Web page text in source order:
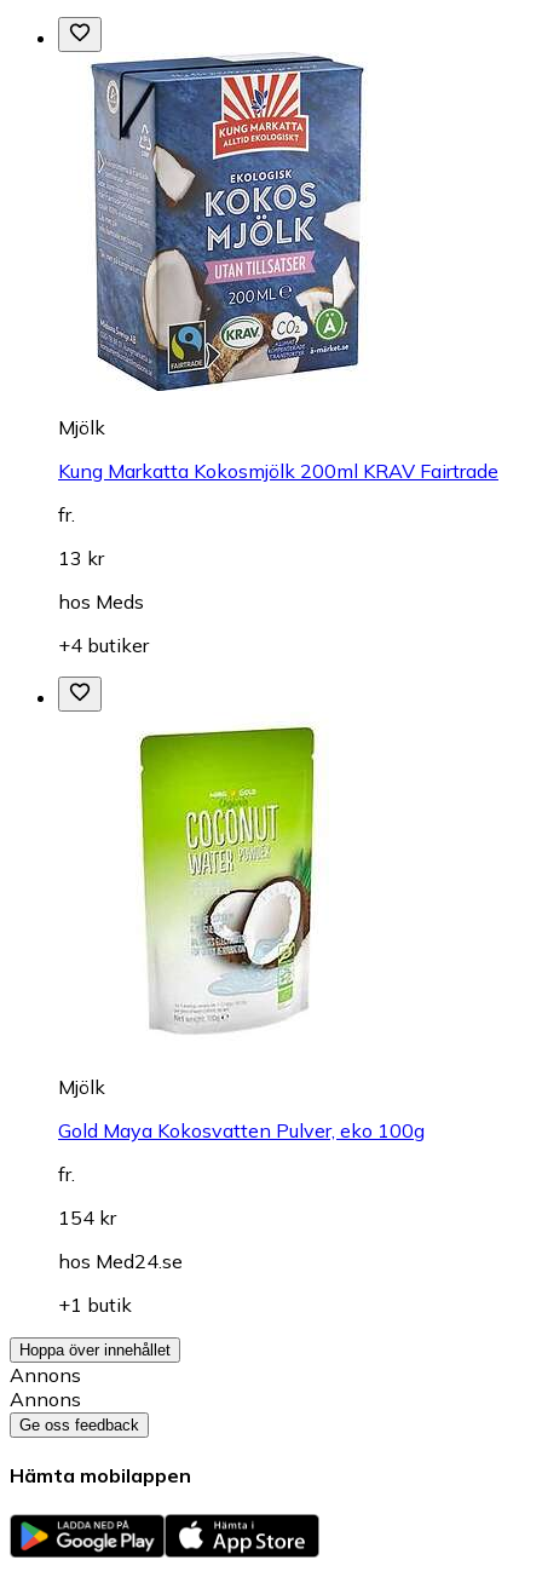
Mjölk
Kung Markatta Kokosmjölk 200ml KRAV Fairtrade
fr.
13 kr
hos Meds
+4 butiker
Mjölk
Gold Maya Kokosvatten Pulver, eko 100g
fr.
154 kr
hos Med24.se
+1 butik
Hoppa över innehållet
Annons
Annons
Ge oss feedback
Hämta mobilappen